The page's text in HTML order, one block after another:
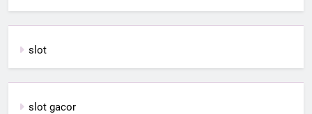
slot
slot gacor